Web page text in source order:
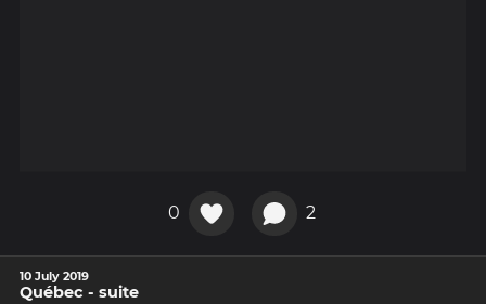
0 2
10 July 2019
Québec - suite